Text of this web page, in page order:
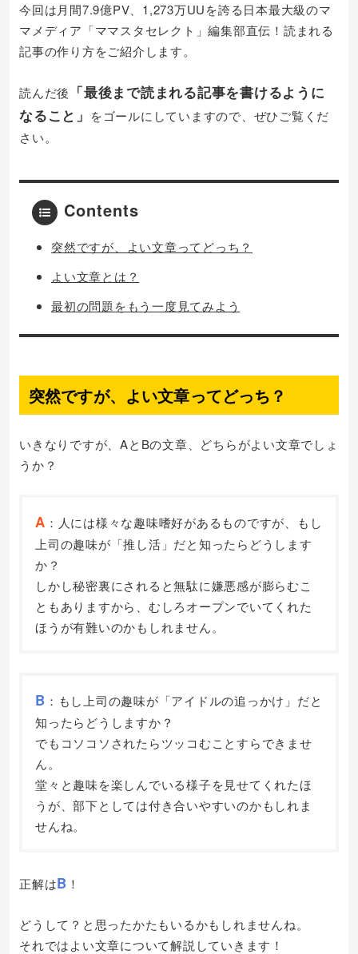
今回は月間7.9億PV、1,273万UUを誇る日本最大級のマ
マメディア「ママスタセレクト」編集部直伝！読まれる
記事の作り方をご紹介します。
読んだ後 「最後まで読まれる記事を書けるように
なること」 をゴールにしていますので、ぜひご覧くだ
さい。
Contents
突然ですが、よい文章ってどっち？
よい文章とは？
最初の問題をもう一度見てみよう
突然ですが、よい文章ってどっち？
いきなりですが、AとBの文章、どちらがよい文章でしょ
うか？
A ：人には様々な趣味嗜好があるものですが、もし
上司の趣味が「推し活」だと知ったらどうします
か？
しかし秘密裏にされると無駄に嫌悪感が膨らむこ
ともありますから、むしろオープンでいてくれた
ほうが有難いのかもしれません。
B ：もし上司の趣味が「アイドルの追っかけ」だと
知ったらどうしますか？
でもコソコソされたらツッコむことすらできませ
ん。
堂々と趣味を楽しんでいる様子を見せてくれたほ
うが、部下としては付き合いやすいのかもしれま
せんね。
正解はB ！
どうして？と思ったかたもいるかもしれませんね。
それではよい文章について解説していきます！